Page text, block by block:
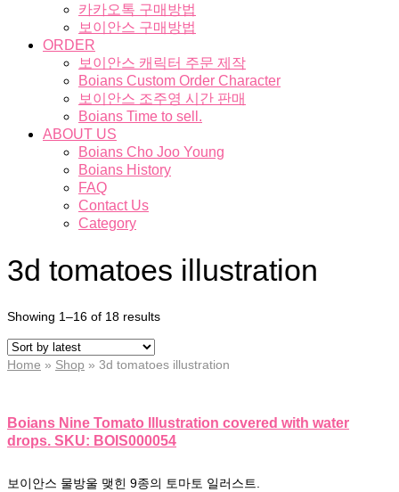
카카오톡 구매방법
보이안스 구매방법
ORDER
보이안스 캐릭터 주문 제작
Boians Custom Order Character
보이안스 조주영 시간 판매
Boians Time to sell.
ABOUT US
Boians Cho Joo Young
Boians History
FAQ
Contact Us
Category
3d tomatoes illustration
Showing 1–16 of 18 results
Home » Shop » 3d tomatoes illustration
Boians Nine Tomato Illustration covered with water
drops. SKU: BOIS000054
보이안스 물방울 맺힌 9종의 토마토 일러스트.